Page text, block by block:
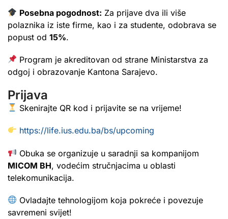
Posebna pogodnost: Za prijave dva ili više
polaznika iz iste firme, kao i za studente, odobrava se
popust od 15%.
Program je akreditovan od strane Ministarstva za
odgoj i obrazovanje Kantona Sarajevo.
Prijava
Skenirajte QR kod i prijavite se na vrijeme!
https://life.ius.edu.ba/bs/upcoming
Obuka se organizuje u saradnji sa kompanijom
MICOM BH, vodećim stručnjacima u oblasti
telekomunikacija.
Ovladajte tehnologijom koja pokreće i povezuje
savremeni svijet!